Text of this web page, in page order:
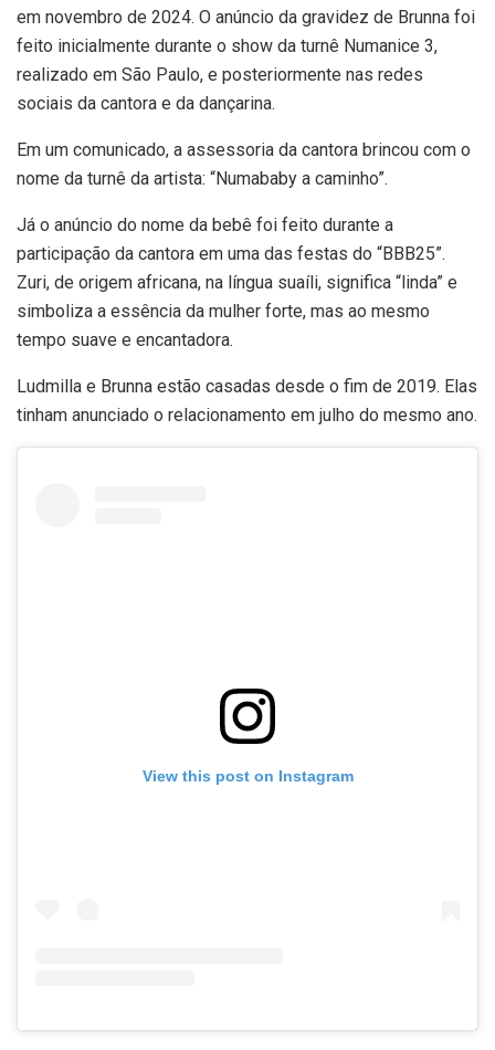
em novembro de 2024. O anúncio da gravidez de Brunna foi
feito inicialmente durante o show da turnê Numanice 3,
realizado em São Paulo, e posteriormente nas redes
sociais da cantora e da dançarina.
Em um comunicado, a assessoria da cantora brincou com o
nome da turnê da artista: “Numababy a caminho”.
Já o anúncio do nome da bebê foi feito durante a
participação da cantora em uma das festas do “BBB25”.
Zuri, de origem africana, na língua suaíli, significa “linda” e
simboliza a essência da mulher forte, mas ao mesmo
tempo suave e encantadora.
Ludmilla e Brunna estão casadas desde o fim de 2019. Elas
tinham anunciado o relacionamento em julho do mesmo ano.
View this post on Instagram